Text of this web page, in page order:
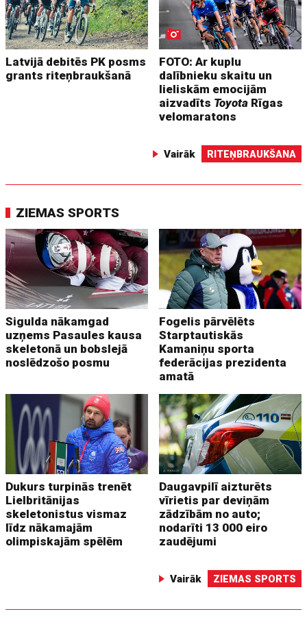
Latvijā debitēs PK posms
grants riteņbraukšanā
FOTO: Ar kuplu
dalībnieku skaitu un
lieliskām emocijām
aizvadīts Toyota Rīgas
velomaratons
Vairāk RITEŅBRAUKŠANA
ZIEMAS SPORTS
Sigulda nākamgad
uzņems Pasaules kausa
skeletonā un bobslejā
noslēdzošo posmu
Fogelis pārvēlēts
Starptautiskās
Kamaniņu sporta
federācijas prezidenta
amatā
Dukurs turpinās trenēt
Lielbritānijas
skeletonistus vismaz
līdz nākamajām
olimpiskajām spēlēm
Daugavpilī aizturēts
vīrietis par deviņām
zādzībām no auto;
nodarīti 13 000 eiro
zaudējumi
Vairāk ZIEMAS SPORTS